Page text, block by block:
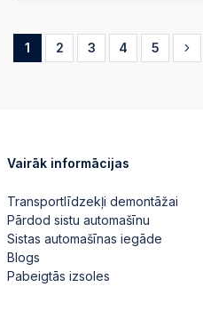
1 2 3 4 5
Vairāk informācijas
Transportlīdzekļi demontāžai
Pārdod sistu automašīnu
Sistas automašīnas iegāde
Blogs
Pabeigtās izsoles